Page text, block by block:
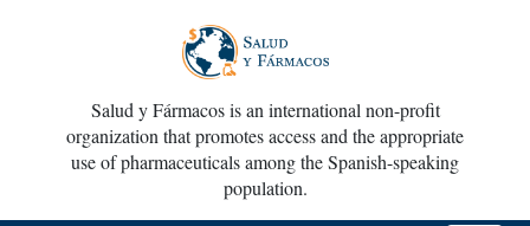
Salud y Fármacos is an international non-profit
organization that promotes access and the appropriate
use of pharmaceuticals among the Spanish-speaking
population.